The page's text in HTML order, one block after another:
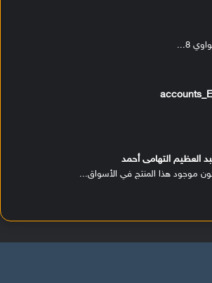
8...
العظيم التهامى أحمد
موجود هذا المنتج في الأسواق...